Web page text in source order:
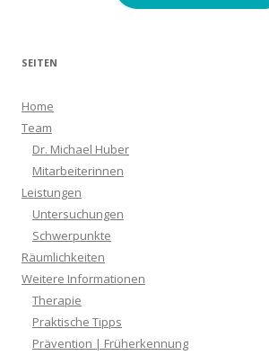
SEITEN
Home
Team
Dr. Michael Huber
Mitarbeiterinnen
Leistungen
Untersuchungen
Schwerpunkte
Räumlichkeiten
Weitere Informationen
Therapie
Praktische Tipps
Prävention | Früherkennung